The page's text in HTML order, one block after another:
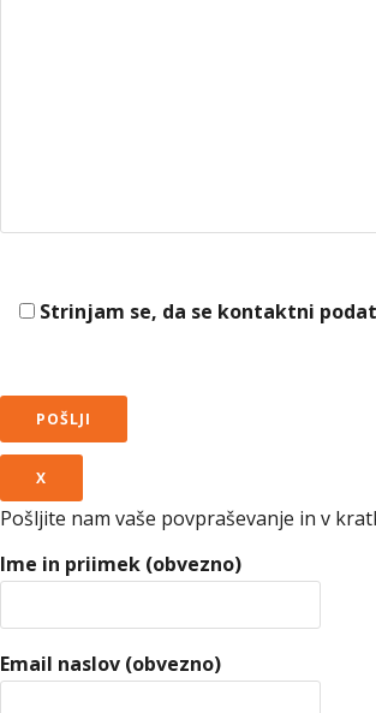
Strinjam se, da se kontaktni
X
Pošljite nam vaše povpraševanje in v
Ime in priimek (obvezno)
Email naslov (obvezno)